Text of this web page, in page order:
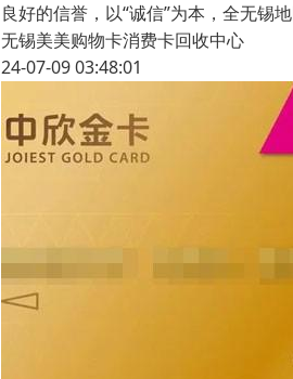
良好的信誉，以“诚信”为本，全无锡
无锡美美购物卡消费卡回收中心
24-07-09 03:48:01